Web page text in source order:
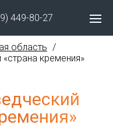
449-80-27
область
кремения»